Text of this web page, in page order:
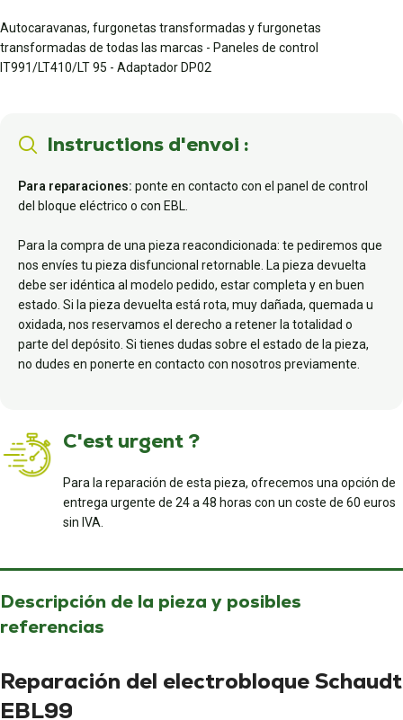
Autocaravanas, furgonetas transformadas y furgonetas
transformadas de todas las marcas - Paneles de control
IT991/LT410/LT 95 - Adaptador DP02
Instructions d'envoi :
Para reparaciones: ponte en contacto con el panel de control
del bloque eléctrico o con EBL.
Para la compra de una pieza reacondicionada: te pediremos que
nos envíes tu pieza disfuncional retornable. La pieza devuelta
debe ser idéntica al modelo pedido, estar completa y en buen
estado. Si la pieza devuelta está rota, muy dañada, quemada u
oxidada, nos reservamos el derecho a retener la totalidad o
parte del depósito. Si tienes dudas sobre el estado de la pieza,
no dudes en ponerte en contacto con nosotros previamente.
C'est urgent ?
Para la reparación de esta pieza, ofrecemos una opción de
entrega urgente de 24 a 48 horas con un coste de 60 euros
sin IVA.
Descripción de la pieza y posibles
referencias
Reparación del electrobloque Schaudt
EBL99